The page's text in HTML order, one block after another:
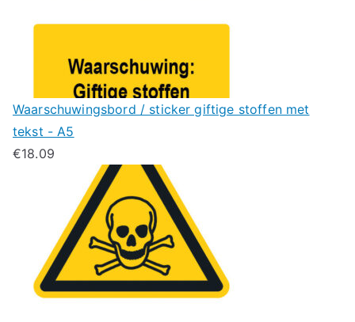
Waarschuwingsbord / sticker giftige stoffen met
tekst - A5
€18.09